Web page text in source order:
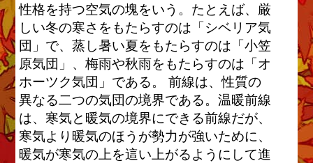
性格を持つ空気の塊をいう。たとえば、厳
しい冬の寒さをもたらすのは「シベリア気
団」で、蒸し暑い夏をもたらすのは「小笠
原気団」、梅雨や秋雨をもたらすのは「オ
ホーツク気団」である。 前線は、性質の
異なる二つの気団の境界である。温暖前線
は、寒気と暖気の境界にできる前線だが、
寒気より暖気のほうが勢力が強いために、
暖気が寒気の上を這い上がるようにして進